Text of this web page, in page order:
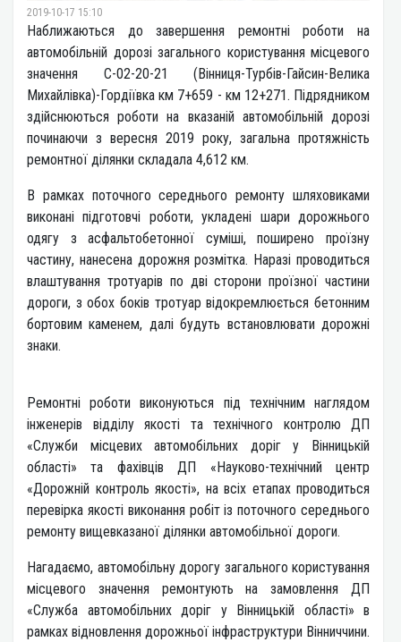
2019-10-17 15:10
Наближаються до завершення ремонтні роботи на
автомобільній дорозі загального користування місцевого
значення С-02-20-21 (Вінниця-Турбів-Гайсин-Велика
Михайлівка)-Гордіївка км 7+659 - км 12+271. Підрядником
здійснюються роботи на вказаній автомобільній дорозі
починаючи з вересня 2019 року, загальна протяжність
ремонтної ділянки складала 4,612 км.
В рамках поточного середнього ремонту шляховиками
виконані підготовчі роботи, укладені шари дорожнього
одягу з асфальтобетонної суміші, поширено проїзну
частину, нанесена дорожня розмітка. Наразі проводиться
влаштування тротуарів по дві сторони проїзної частини
дороги, з обох боків тротуар відокремлюється бетонним
бортовим каменем, далі будуть встановлювати дорожні
знаки.
Ремонтні роботи виконуються під технічним наглядом
інженерів відділу якості та технічного контролю ДП
«Служби місцевих автомобільних доріг у Вінницькій
області» та фахівців ДП «Науково-технічний центр
«Дорожній контроль якості», на всіх етапах проводиться
перевірка якості виконання робіт із поточного середнього
ремонту вищевказаної ділянки автомобільної дороги.
Нагадаємо, автомобільну дорогу загального користування
місцевого значення ремонтують на замовлення ДП
«Служба автомобільних доріг у Вінницькій області» в
рамках відновлення дорожньої інфраструктури Вінниччини.